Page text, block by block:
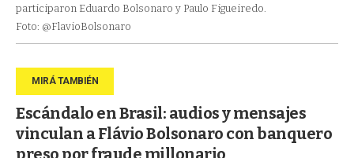
participaron Eduardo Bolsonaro y Paulo Figueiredo.
Foto: @FlavioBolsonaro
Escándalo en Brasil: audios y mensajes
vinculan a Flávio Bolsonaro con banquero
preso por fraude millonario